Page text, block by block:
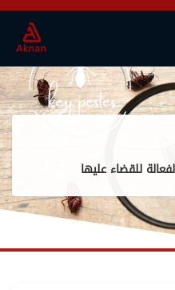
للقضاء عليها